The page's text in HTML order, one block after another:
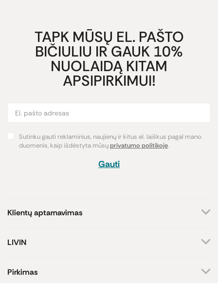
TAPK MŪSŲ EL. PAŠTO
BIČIULIU IR GAUK 10%
NUOLAIDĄ KITAM
APSIPIRKIMUI!
Sutinku gauti reklaminius, naujienų ir kitus el. laiškus pagal mano
duomenis, kaip išdėstyta mūsųprivatumo politikoje.
Gauti
Klientų aptarnavimas
Atsakome darbo dienomis
LIVIN
Kontaktai
Pirkimas